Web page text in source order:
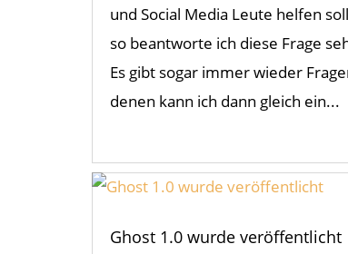
und Social Media Leute helfen
so beantworte ich diese Frage
Es gibt sogar immer wieder
denen kann ich dann gleich ein...
Ghost 1.0 wurde veröffentlicht